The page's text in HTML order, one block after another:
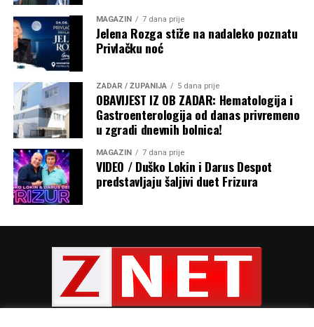
MAGAZIN 7 dana prije
Jelena Rozga stiže na nadaleko poznatu
Privlačku noć
ZADAR / ŽUPANIJA 5 dana prije
OBAVIJEST IZ OB ZADAR: Hematologija i
Gastroenterologija od danas privremeno
u zgradi dnevnih bolnica!
MAGAZIN 7 dana prije
VIDEO / Duško Lokin i Darus Despot
predstavljaju šaljivi duet Frizura